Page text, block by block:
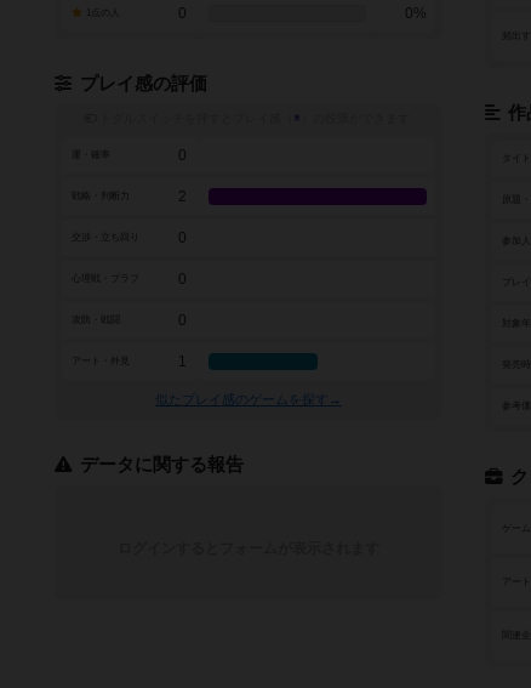
頻出
作
タイト
参加人
参考
ゲー
アー
0 0%
プレイ感の評価
※
0
戦略・判断力 2
0
0
0
アート・外見 1
似たプレイ感のゲームを探す→
データに関する報告